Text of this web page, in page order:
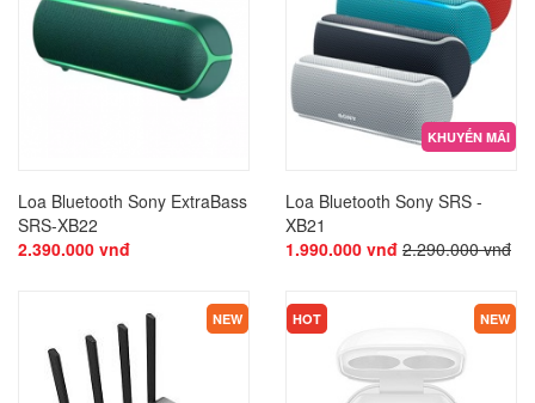
Loa Bluetooth Sony ExtraBass
SRS-XB22
2.390.000 vnđ
KHUYẾN MÃI
Loa Bluetooth Sony SRS -
XB21
1.990.000 vnđ 2.290.000 vnđ
NEW
KHUYẾN MÃI HOT NEW
KHUYẾN MÃI